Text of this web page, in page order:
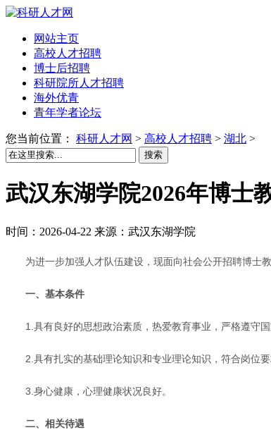
网站主页
高校人才招聘
博士后招聘
科研院所人才招聘
海外优青
青年学者论坛
您当前位置： 科研人才网 > 高校人才招聘 > 湖北 >
搜索
武汉东湖学院2026年博士
时间：2026-04-22 来源：武汉东湖学院
为进一步加强人才队伍建设，现面向社会公开招聘博士
一、基本条件
1.具有良好的思想政治素质，热爱教育事业，严格遵守
2.具有扎实的基础理论知识和专业理论知识，符合岗位要
3.身心健康，心理健康状况良好。
二、相关待遇